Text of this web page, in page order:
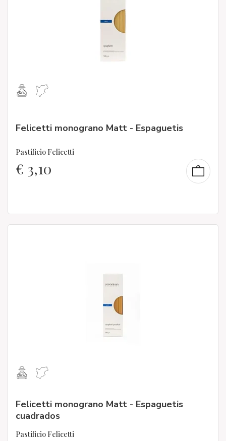
Felicetti monograno Matt - Espaguetis
Pastificio Felicetti
€ 3,10
Felicetti monograno Matt - Espaguetis
cuadrados
Pastificio Felicetti